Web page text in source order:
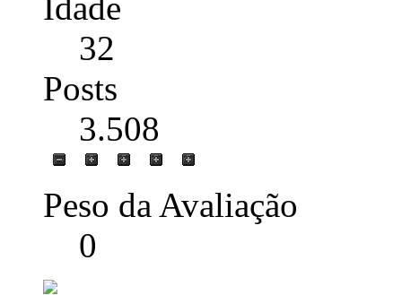
32
Posts
3.508
Peso da Avaliação
0